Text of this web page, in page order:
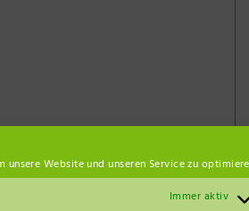
unsere Website und unseren Service zu
Immer aktiv
Partner